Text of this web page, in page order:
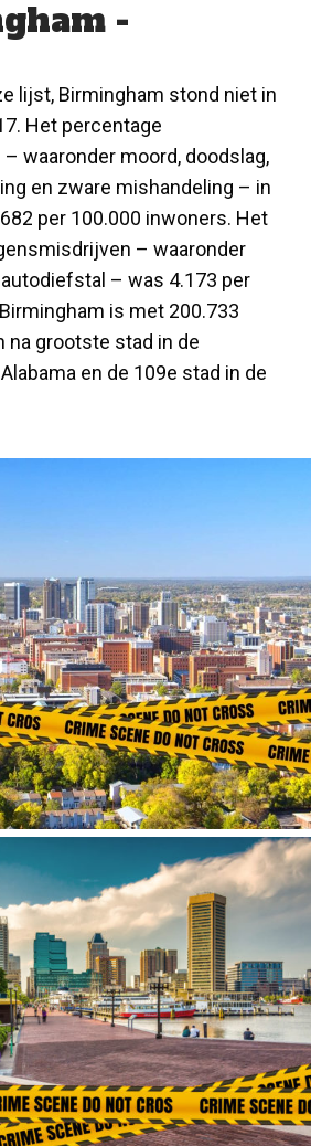
-
lijst, Birmingham stond niet in
Het percentage
waaronder moord, doodslag,
en zware mishandeling – in
per 100.000 inwoners. Het
– waaronder
– was 4.173 per
is met 200.733
na grootste stad in de
en de 109e stad in de